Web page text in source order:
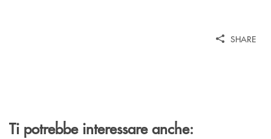
SHARE
Ti potrebbe interessare anche: